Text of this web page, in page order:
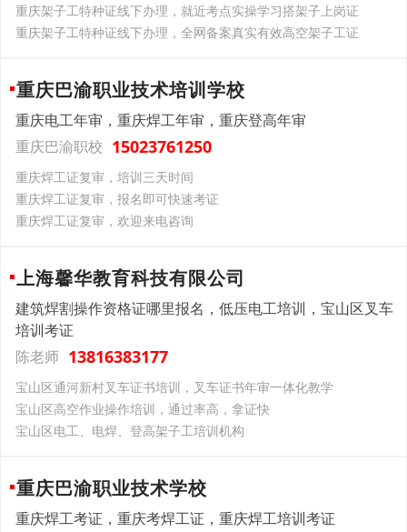
重庆架子工特种证线下办理，就近考点实操学习搭架子上岗证
重庆架子工特种证线下办理，全网备案真实有效高空架子工证
重庆巴渝职业技术培训学校
重庆电工年审，重庆焊工年审，重庆登高年审
重庆巴渝职校 15023761250
重庆焊工证复审，培训三天时间
重庆焊工证复审，报名即可快速考证
重庆焊工证复审，欢迎来电咨询
上海馨华教育科技有限公司
建筑焊割操作资格证哪里报名，低压电工培训，宝山区叉车
培训考证
陈老师 13816383177
宝山区通河新村叉车证书培训，叉车证书年审一体化教学
宝山区高空作业操作培训，通过率高，拿证快
宝山区电工、电焊、登高架子工培训机构
重庆巴渝职业技术学校
重庆焊工考证，重庆考焊工证，重庆焊工培训考证